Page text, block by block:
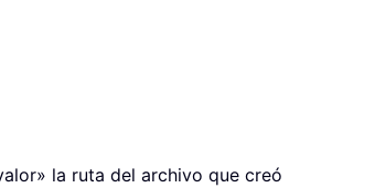
la ruta del archivo que creó